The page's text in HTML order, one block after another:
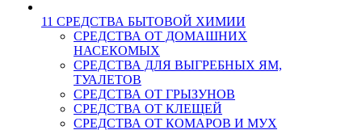
11 СРЕДСТВА БЫТОВОЙ ХИМИИ
СРЕДСТВА ОТ ДОМАШНИХ
НАСЕКОМЫХ
СРЕДСТВА ДЛЯ ВЫГРЕБНЫХ ЯМ,
ТУАЛЕТОВ
СРЕДСТВА ОТ ГРЫЗУНОВ
СРЕДСТВА ОТ КЛЕЩЕЙ
СРЕДСТВА ОТ КОМАРОВ И МУХ